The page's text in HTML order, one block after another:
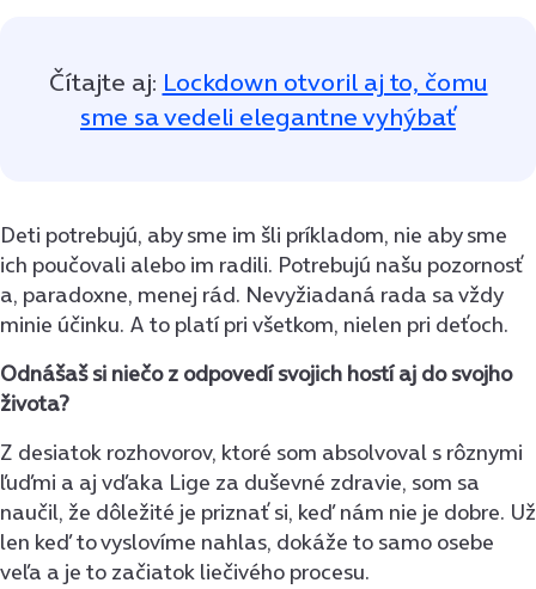
Čítajte aj: Lockdown otvoril aj to, čomu
sme sa vedeli elegantne vyhýbať
Deti potrebujú, aby sme im šli príkladom, nie aby sme
ich poučovali alebo im radili. Potrebujú našu pozornosť
a, paradoxne, menej rád. Nevyžiadaná rada sa vždy
minie účinku. A to platí pri všetkom, nielen pri deťoch.
Odnášaš si niečo z odpovedí svojich hostí aj do svojho
života?
Z desiatok rozhovorov, ktoré som absolvoval s rôznymi
ľuďmi a aj vďaka Lige za duševné zdravie, som sa
naučil, že dôležité je priznať si, keď nám nie je dobre. Už
len keď to vyslovíme nahlas, dokáže to samo osebe
veľa a je to začiatok liečivého procesu.